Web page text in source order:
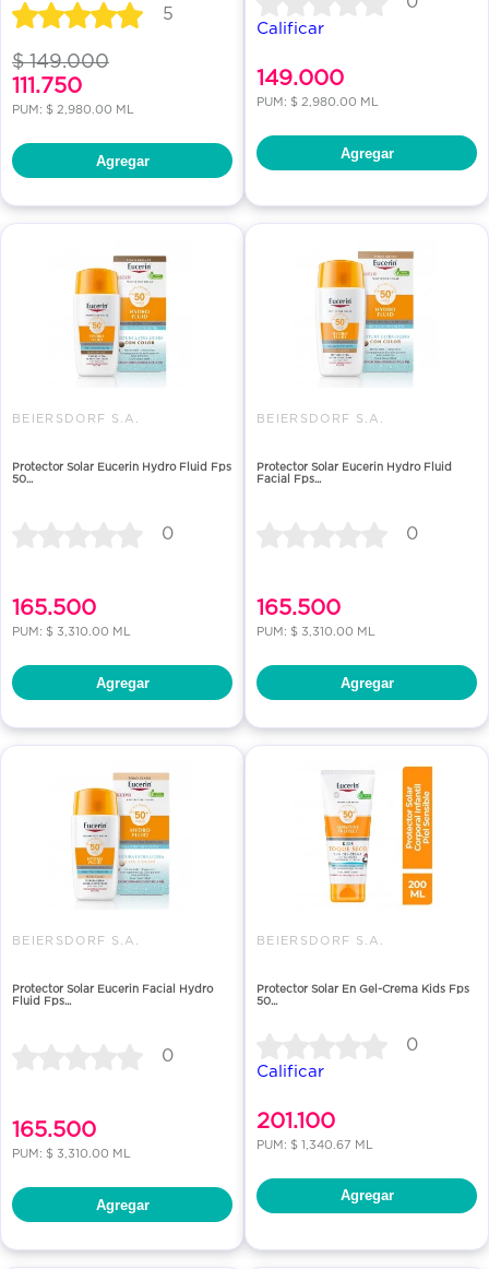
5
$ 149.000
111.750
PUM: $ 2,980.00 ML
Agregar
Calificar
149.000
PUM: $ 2,980.00 ML
Agregar
BEIERSDORF S.A.
Protector Solar Eucerin Hydro Fluid Fps
50...
0
165.500
PUM: $ 3,310.00 ML
Agregar
BEIERSDORF S.A.
Protector Solar Eucerin Hydro Fluid
Facial Fps...
0
165.500
PUM: $ 3,310.00 ML
Agregar
BEIERSDORF S.A.
Protector Solar Eucerin Facial Hydro
Fluid Fps...
0
165.500
PUM: $ 3,310.00 ML
Agregar
BEIERSDORF S.A.
Protector Solar En Gel-Crema Kids Fps
50...
0
Calificar
201.100
PUM: $ 1,340.67 ML
Agregar